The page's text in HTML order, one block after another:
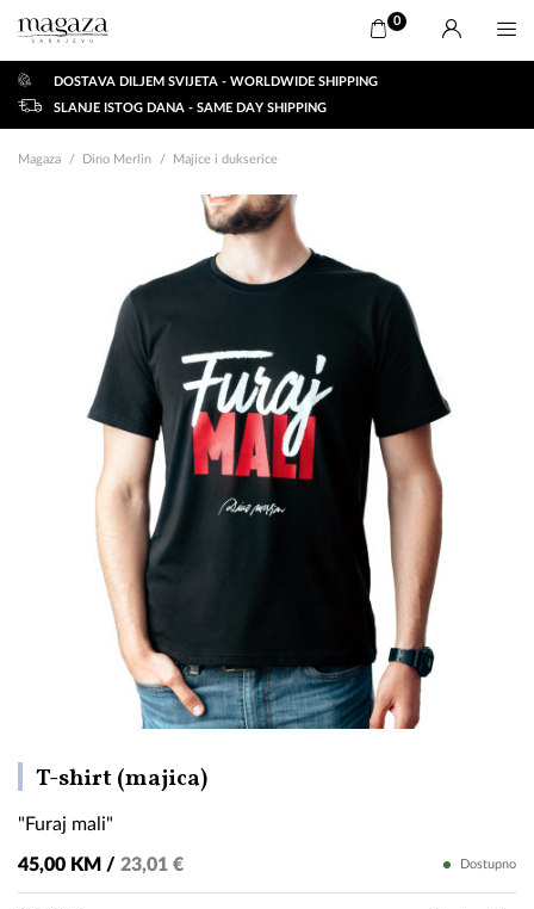
0
DOSTAVA DILJEM SVIJETA - WORLDWIDE SHIPPING
SLANJE ISTOG DANA - SAME DAY SHIPPING
Magaza Dino Merlin Majice i dukserice
T-shirt (majica)"Furaj
"Furaj mali"
45,00 KM / 23,01 € Dostupno